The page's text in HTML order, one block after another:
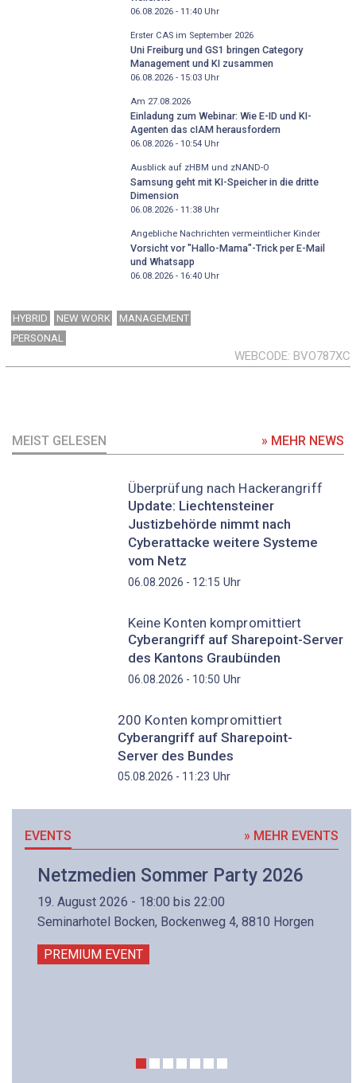
06.08.2026 - 11:40Uhr
Erster CAS im September 2026
Uni Freiburg und GS1 bringen Category
Management und KI zusammen
06.08.2026 - 15:03Uhr
Am 27.08.2026
Einladung zum Webinar: Wie E-ID und KI-
Agenten das cIAM herausfordern
06.08.2026 - 10:54Uhr
Ausblick auf zHBM und zNAND-O
Samsung geht mit KI-Speicher in die dritte
Dimension
06.08.2026 - 11:38Uhr
Angebliche Nachrichten vermeintlicher Kinder
Vorsicht vor "Hallo-Mama"-Trick per E-Mail
und Whatsapp
06.08.2026 - 16:40Uhr
HYBRID NEW WORK
MANAGEMENT
PERSONAL
WEBCODE BVO787XC
MEIST GELESEN » MEHR NEWS
Überprüfung nach Hackerangriff
Update: Liechtensteiner
Justizbehörde nimmt nach
Cyberattacke weitere Systeme
vom Netz
06.08.2026 - 12:15 Uhr
Keine Konten kompromittiert
Cyberangriff auf Sharepoint-Server
des Kantons Graubünden
06.08.2026 - 10:50 Uhr
200 Konten kompromittiert
Cyberangriff auf Sharepoint-
Server des Bundes
05.08.2026 - 11:23 Uhr
EVENTS » MEHR EVENTS
Netzmedien Sommer Party 2026
19. August 2026 - 18:00 bis 22:00
Seminarhotel Bocken, Bockenweg 4, 8810 Horgen
PREMIUM EVENT